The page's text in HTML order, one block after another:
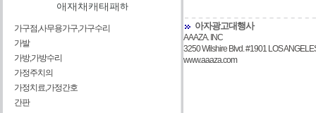
아| 자| 차| 카| 타| 파| 하
가구점,사무용가구,가구수리
가발
가방,가방수리
가정주치의
가정치료,가정간호
간판
아자광고대행사
AAAZA. INC
3250 Wilshire Blvd. #1901 LOS
www.aaaza.com